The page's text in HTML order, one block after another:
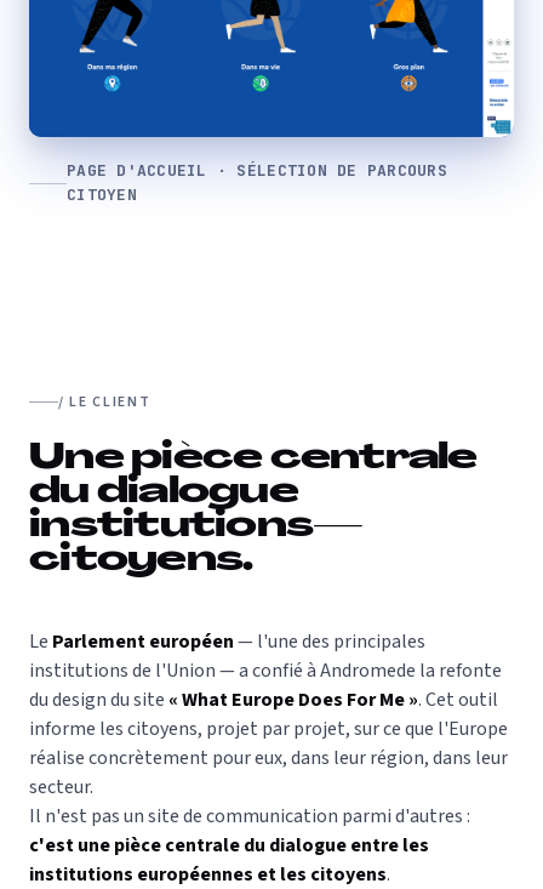
PAGE D'ACCUEIL · SÉLECTION DE PARCOURS
CITOYEN
/ LE CLIENT
Une pièce centrale
du dialogue
institutions—
citoyens.
Le Parlement européen— l'une des principales
institutions de l'Union — a confié à Andromede la refonte
du design du site « What Europe Does For Me ». Cet outil
informe les citoyens, projet par projet, sur ce que l'Europe
réalise concrètement pour eux, dans leur région, dans leur
secteur.
Il n'est pas un site de communication parmi d'autres :
c'est une pièce centrale du dialogue entre les
institutions européennes et les citoyens.